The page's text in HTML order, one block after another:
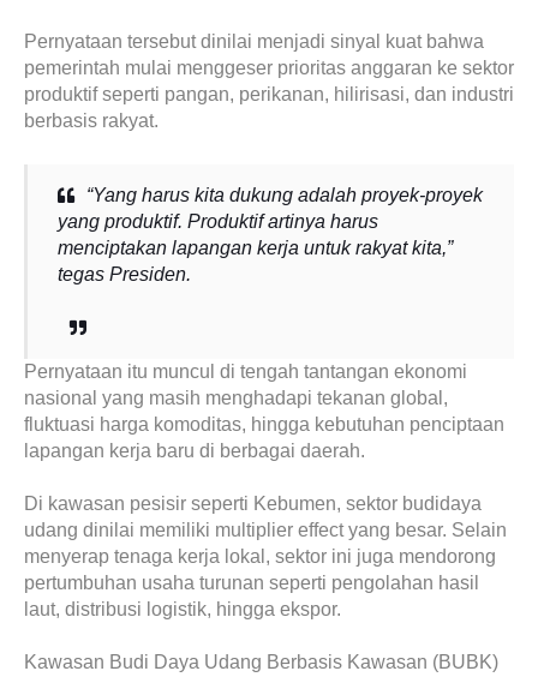
Pernyataan tersebut dinilai menjadi sinyal kuat bahwa
pemerintah mulai menggeser prioritas anggaran ke sektor
produktif seperti pangan, perikanan, hilirisasi, dan industri
berbasis rakyat.
“Yang harus kita dukung adalah proyek-proyek
yang produktif. Produktif artinya harus
menciptakan lapangan kerja untuk rakyat kita,”
tegas Presiden.
Pernyataan itu muncul di tengah tantangan ekonomi
nasional yang masih menghadapi tekanan global,
fluktuasi harga komoditas, hingga kebutuhan penciptaan
lapangan kerja baru di berbagai daerah.
Di kawasan pesisir seperti Kebumen, sektor budidaya
udang dinilai memiliki multiplier effect yang besar. Selain
menyerap tenaga kerja lokal, sektor ini juga mendorong
pertumbuhan usaha turunan seperti pengolahan hasil
laut, distribusi logistik, hingga ekspor.
Kawasan Budi Daya Udang Berbasis Kawasan (BUBK)